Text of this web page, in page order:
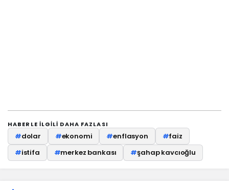
HABERLE ILGILI DAHA FAZLASI
#dolar #ekonomi #enflasyon #faiz
#istifa #merkez bankası #şahap kavcıoğlu